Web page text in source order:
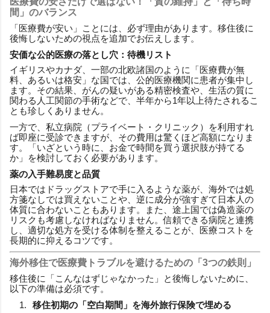
間」のバランス
「医療費が安い」ことには、必ず理由があります。移住後に
後悔しないための視点を追加でお伝えします。
安価な公的医療の落とし穴：待機リスト
イギリスやカナダ、一部の北欧諸国のように「医療費が無
料、あるいは格安」な国では、公的医療機関に患者が集中し
ます。その結果、がんの疑いがある精密検査や、生活の質に
関わる人工関節の手術などで、半年から1年以上待たされるこ
とも珍しくありません。
一方で、私立病院（プライベート・クリニック）を利用すれ
ば即座に受診できますが、その費用は驚くほど高額になりま
す。「いざという時に、お金で時間を買う選択肢が持てる
か」を検討しておく必要があります。
薬の入手難易度と品質
日本ではドラッグストアで手に入るような薬が、海外では処
方箋なしでは買えないことや、逆に成分が強すぎて日本人の
体質に合わないこともあります。また、途上国では偽造薬の
リスクも考慮しなければなりません。信頼できる病院と連携
し、適切な処方を受ける体制を整えることが、医療コストを
長期的に抑えるコツです。
海外移住で医療費トラブルを避けるための「3つの鉄則」
移住後に「こんなはずじゃなかった」と後悔しないために、
以下の準備は必須です。
移住初期の「空白期間」を海外旅行保険で埋める